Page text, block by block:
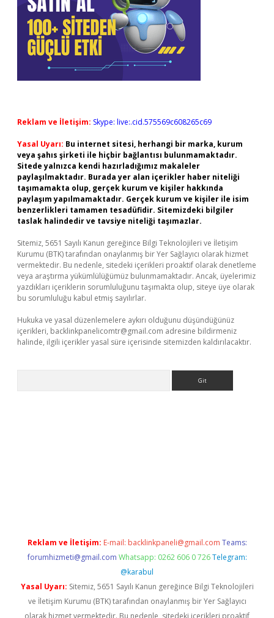
Reklam ve İletişim: Skype: live:.cid.575569c608265c69
Yasal Uyarı: Bu internet sitesi, herhangi bir marka, kurum
veya şahıs şirketi ile hiçbir bağlantısı bulunmamaktadır.
Sitede yalnızca kendi hazırladığımız makaleler
paylaşılmaktadır. Burada yer alan içerikler haber niteliği
taşımamakta olup, gerçek kurum ve kişiler hakkında
paylaşım yapılmamaktadır. Gerçek kurum ve kişiler ile isim
benzerlikleri tamamen tesadüfidir. Sitemizdeki bilgiler
taslak halindedir ve tavsiye niteliği taşımazlar.
Sitemiz, 5651 Sayılı Kanun gereğince Bilgi Teknolojileri ve İletişim
Kurumu (BTK) tarafından onaylanmış bir Yer Sağlayıcı olarak hizmet
vermektedir. Bu nedenle, sitedeki içerikleri proaktif olarak denetleme
veya araştırma yükümlülüğümüz bulunmamaktadır. Ancak, üyelerimiz
yazdıkları içeriklerin sorumluluğunu taşımakta olup, siteye üye olarak
bu sorumluluğu kabul etmiş sayılırlar.
Hukuka ve yasal düzenlemelere aykırı olduğunu düşündüğünüz
içerikleri, backlinkpanelicomtr@gmail.com adresine bildirmeniz
halinde, ilgili içerikler yasal süre içerisinde sitemizden kaldırılacaktır.
Reklam ve İletişim: E-mail: backlinkpaneli@gmail.com Teams:
forumhizmeti@gmail.com Whatsapp: 0262 606 0 726 Telegram:
@karabul
Yasal Uyarı: Sitemiz, 5651 Sayılı Kanun gereğince Bilgi Teknolojileri
ve İletişim Kurumu (BTK) tarafından onaylanmış bir Yer Sağlayıcı
olarak hizmet vermektedir. Bu nedenle, sitedeki içerikleri proaktif